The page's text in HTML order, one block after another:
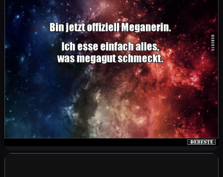
Sicher, eine Geburt ist wirklich schmerzhaft.
Aber bist du schon mal auf einen Legostein
getreten?